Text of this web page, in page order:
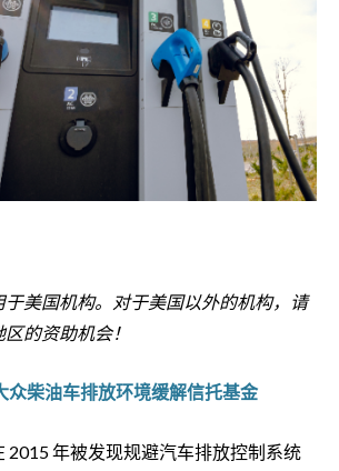
于美国机构。对于美国以外的机构，请
的资助机会！
众柴油车排放环境缓解信托基金
2015 年被发现规避汽车排放控制系统